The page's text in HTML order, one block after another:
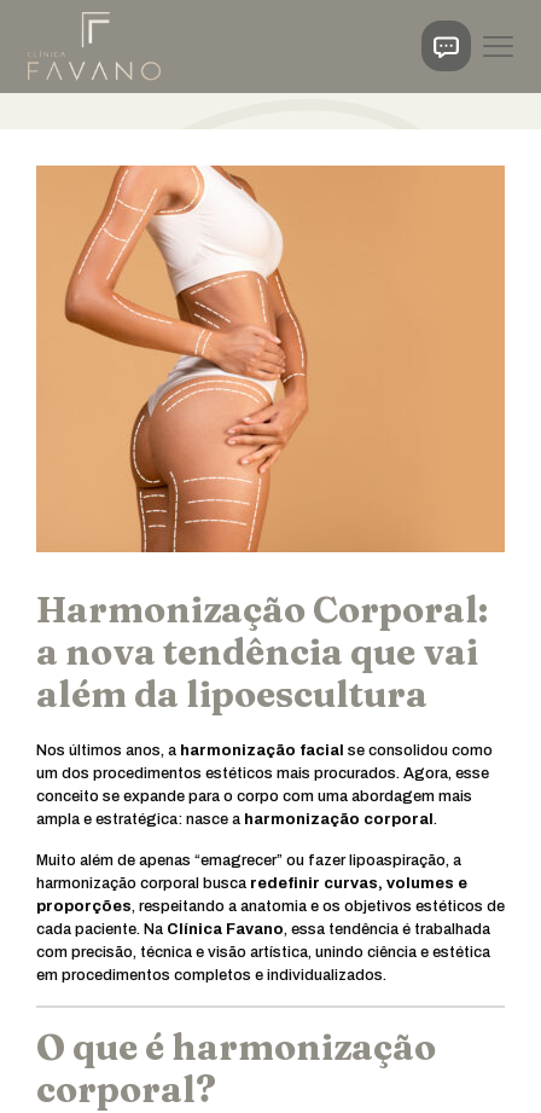
Harmonização Corporal:
a nova tendência que vai
além da lipoescultura
Nos últimos anos, a harmonização facial se consolidou como
um dos procedimentos estéticos mais procurados. Agora, esse
conceito se expande para o corpo com uma abordagem mais
ampla e estratégica: nasce a harmonização corporal.
Muito além de apenas “emagrecer” ou fazer lipoaspiração, a
harmonização corporal busca redefinir curvas, volumes e
proporções, respeitando a anatomia e os objetivos estéticos de
cada paciente. Na Clínica Favano, essa tendência é trabalhada
com precisão, técnica e visão artística, unindo ciência e estética
em procedimentos completos e individualizados.
O que é harmonização
corporal?